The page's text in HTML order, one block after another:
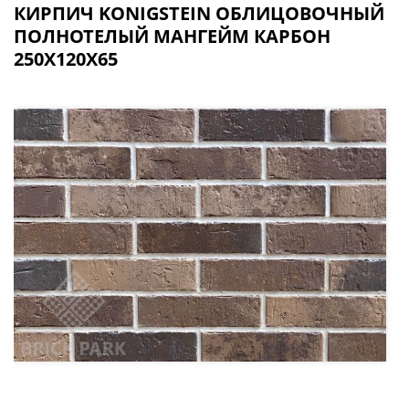
КИРПИЧ KONIGSTEIN ОБЛИЦОВОЧНЫЙ
ПОЛНОТЕЛЫЙ МАНГЕЙМ КАРБОН
250Х120Х65